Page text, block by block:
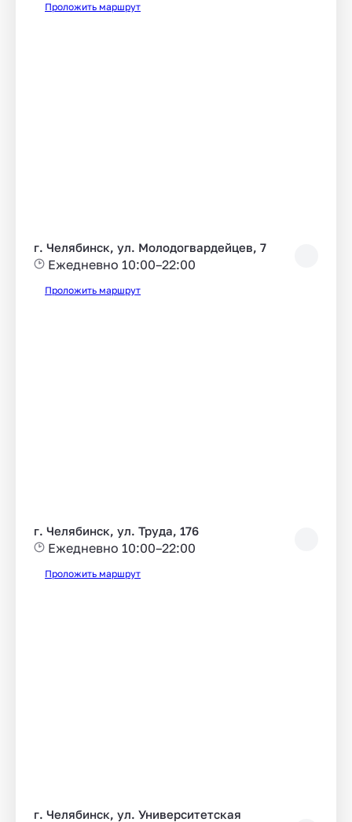
Проложить маршрут
г. Челябинск, ул. Молодогвардейцев, 7
Ежедневно 10:00–22:00
Проложить маршрут
г. Челябинск, ул. Труда, 176
Ежедневно 10:00–22:00
Проложить маршрут
г. Челябинск, ул. Университетская